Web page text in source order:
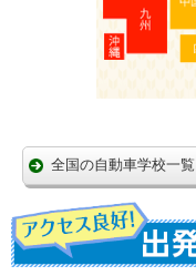
全国の自動車学校一覧